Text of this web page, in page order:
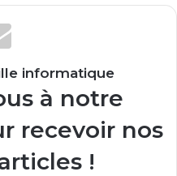
informatique
à notre
recevoir nos
!